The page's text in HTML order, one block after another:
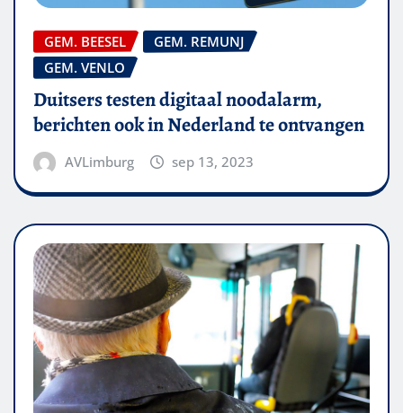
GEM. BEESEL
GEM. REMUNJ
GEM. VENLO
Duitsers testen digitaal noodalarm,
berichten ook in Nederland te ontvangen
AVLimburg sep 13, 2023